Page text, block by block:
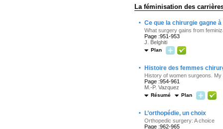
La féminisation des
· Ce que la chirurgie gagne
What surgery gains from
Page :951-953
J. Belghiti
Plan
· Histoire des femmes
History of women surgeons.
Page :954-961
M.-P. Vazquez
Résumé Plan
· L’orthopédie, un choix
Orthopedic surgery: A choice
Page :962-965